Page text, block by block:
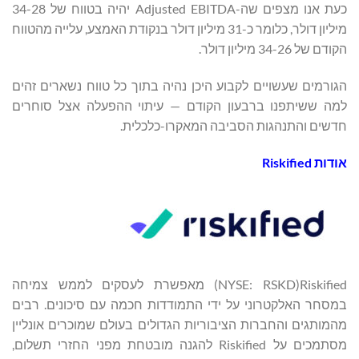
כעת אנו מצפים שה-Adjusted EBITDA יהיה בטווח של 28-‏34
מיליון דולר, כלומר כ-31 מיליון דולר בנקודת האמצע, עלייה מהטווח
הקודם של 26-‏34 מיליון דולר.
הגורמים שעשויים לקבוע היכן נהיה בתוך כל טווח נשארים זהים
למה ששיתפנו ברבעון הקודם — עיתוי ההפעלה אצל סוחרים
חדשים והתנהגות הסביבה המאקרו-כלכלית.
אודות Riskified
Riskified‏(NYSE: RSKD) מאפשרת לעסקים לממש צמיחה
במסחר האלקטרוני על ידי התמודדות חכמה עם סיכונים. רבים
מהמותגים והחברות הציבוריות הגדולים בעולם שמוכרים אונליין
מסתמכים על Riskified להגנה מובטחת מפני החזרי תשלום,